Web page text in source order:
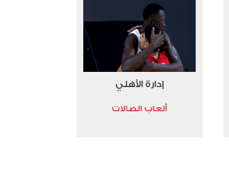
إدارة الأهلي
ألعاب الصالات